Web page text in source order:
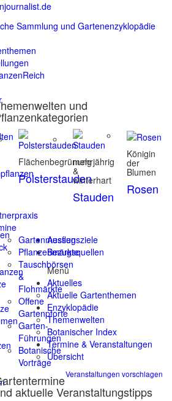
und
Flächenbegrünung
Polsterstauden
mehrjährig
&
winterhart
Stauden
Königin
der
Blumen
Rosen
Gartenmessen
Pflanzenmärkte
Tauschbörsen
&
Flohmärkte
Offene
Gartenpforte
Garten-
Führungen
Botanische
Vorträge
Veranstaltungen vorschlagen
aktuelle Veranstaltungstipps
Ausflugsziele
Bezugsquellen
Menü
Aktuelles
Aktuelle Gartenthemen
Enzyklopädie
Themenwelten
Botanischer Index
Termine & Veranstaltungen
Übersicht